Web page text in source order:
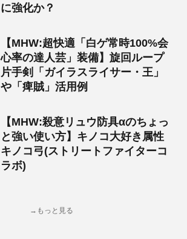
に強化か？
【MHW:超快適「白ゲ常時100%会
心率の達人芸」装備】旋回ループ
片手剣「ガイラスライサー・王」
や「痺賊」活用例
【MHW:殺意リュウ防具αのちょっ
と強い使い方】キノコ大好き属性
キノコ弓(ストリートファイターコ
ラボ)
→もっと見る